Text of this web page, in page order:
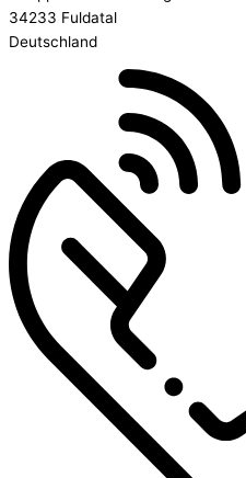
34233 Fuldatal
Deutschland